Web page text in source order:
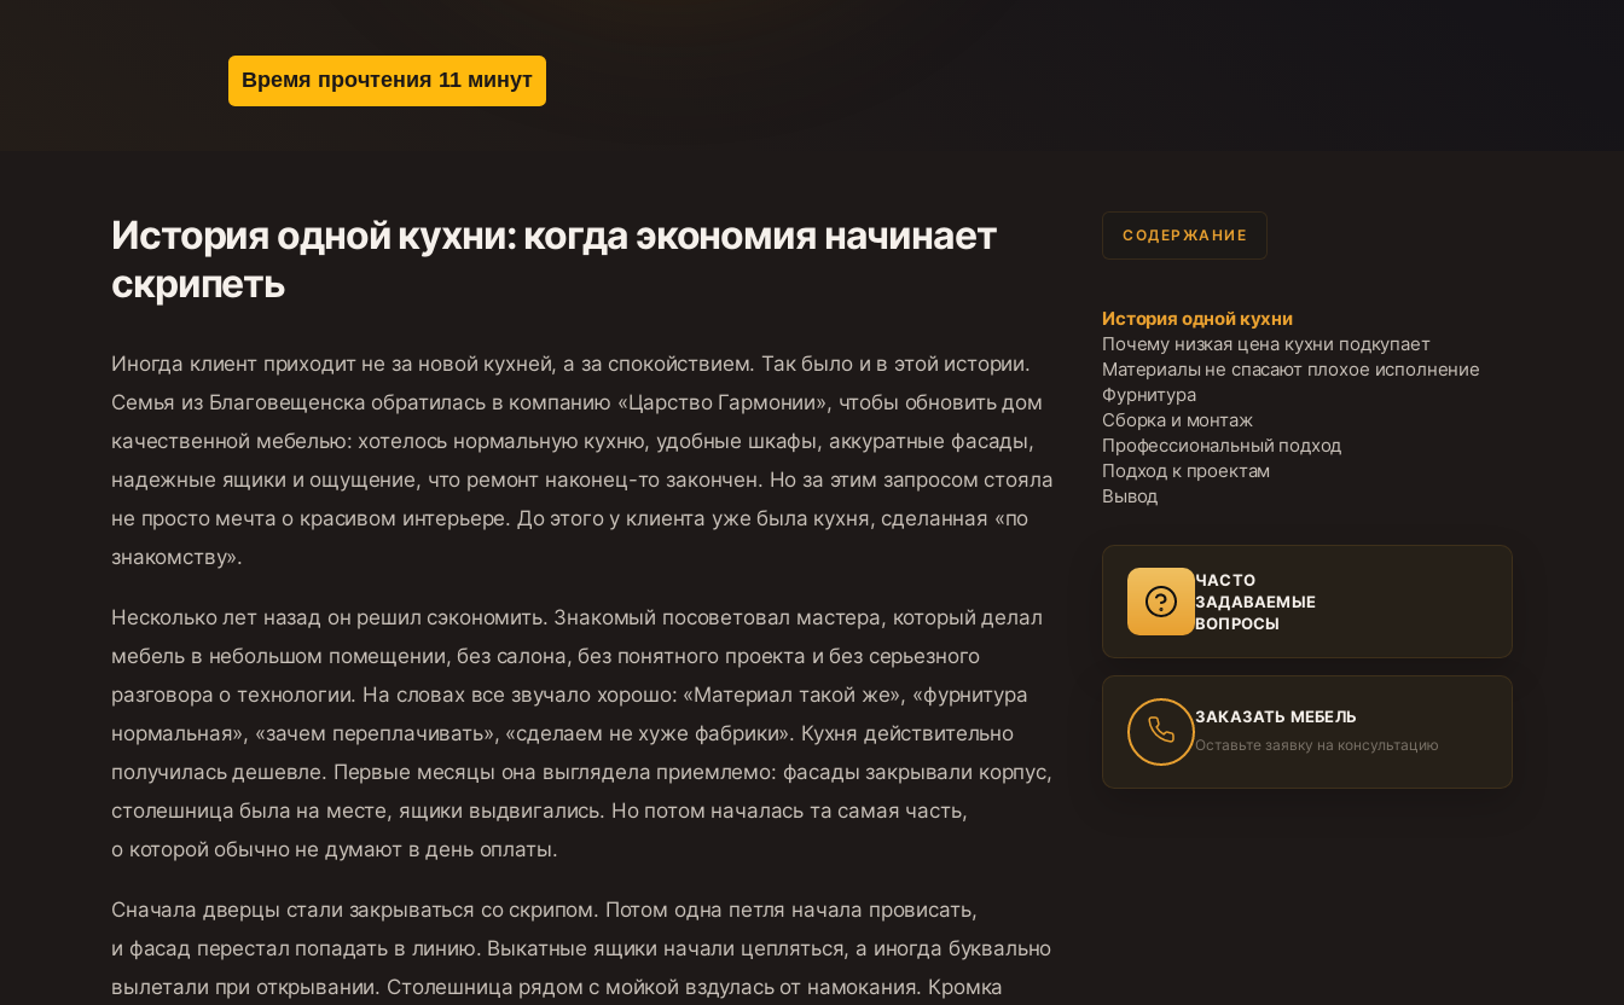
История одной кухни: когда экономия начинает
скрипеть
Иногда клиент приходит не за новой кухней, а за спокойствием. Так было и в этой истории.
Семья из Благовещенска обратилась в компанию «Царство Гармонии», чтобы обновить дом
качественной мебелью: хотелось нормальную кухню, удобные шкафы, аккуратные фасады,
надежные ящики и ощущение, что ремонт наконец-то закончен. Но за этим запросом стояла
не просто мечта о красивом интерьере. До этого у клиента уже была кухня, сделанная «по
знакомству».
Несколько лет назад он решил сэкономить. Знакомый посоветовал мастера, который делал
мебель в небольшом помещении, без салона, без понятного проекта и без серьезного
разговора о технологии. На словах все звучало хорошо: «Материал такой же», «фурнитура
нормальная», «зачем переплачивать», «сделаем не хуже фабрики». Кухня действительно
получилась дешевле. Первые месяцы она выглядела приемлемо: фасады закрывали корпус,
столешница была на месте, ящики выдвигались. Но потом началась та самая часть,
о которой обычно не думают в день оплаты.
Сначала дверцы стали закрываться со скрипом. Потом одна петля начала провисать,
и фасад перестал попадать в линию. Выкатные ящики начали цепляться, а иногда буквально
вылетали при открывании. Столешница рядом с мойкой вздулась от намокания. Кромка
СОДЕРЖАНИЕ
История одной кухни
Почему низкая цена кухни подкупает
Материалы не спасают плохое исполнение
Фурнитура
Сборка и монтаж
Профессиональный подход
Подход к проектам
Вывод
ЧАСТО
ЗАДАВАЕМЫЕ
ВОПРОСЫ
ЗАКАЗАТЬ МЕБЕЛЬ
Оставьте заявку на консультацию